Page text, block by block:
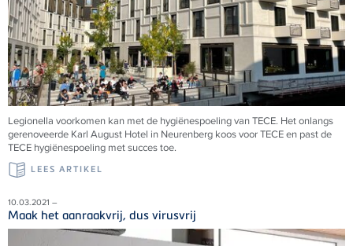
Legionella voorkomen kan met de hygiënespoeling van TECE. Het onlangs
gerenoveerde Karl August Hotel in Neurenberg koos voor TECE en past de
TECE hygiënespoeling met succes toe.
LEES ARTIKEL
10.03.2021 –
Maak het aanraakvrij, dus virusvrij